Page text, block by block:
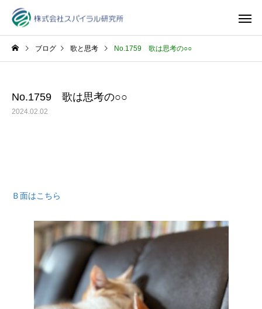
ブログ 歌と思考 No.1759 歌は思考の○○
No.1759 歌は思考の○○
2024.02.02
Ｂ面はこちら